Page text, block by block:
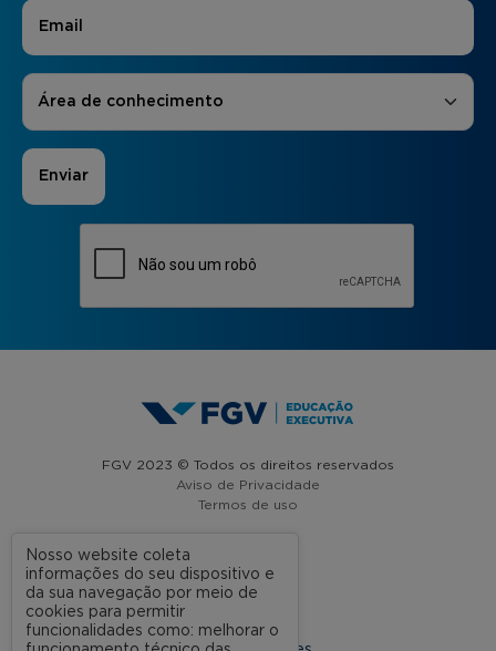
E-mail
Áreas de Interesse
Área de conhecimento
FGV 2023 © Todos os direitos reservados
Aviso de Privacidade
Termos de uso
A FGV
Nosso website coleta
informações do seu dispositivo e
da sua navegação por meio de
cookies para permitir
funcionalidades como: melhorar o